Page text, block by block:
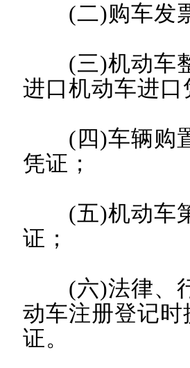
(二)购车发
(三)机动车
进口机动车进口
( 四)车辆购
凭证；
(五)机动车
证；
(六)法律、
动车注册登记
证。